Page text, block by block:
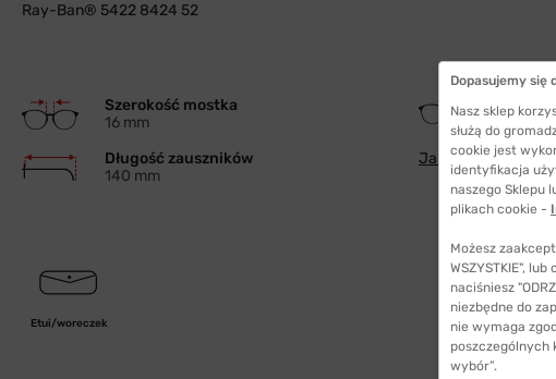
Ray-Ban® 5422 8424 52
Szerokość mostka
16 mm
52 mm
Długość zauszników
140 mm
Jak wybrać
Etui/woreczek
Dopasujemy się
Nasz sklep
służą do
cookie jest
identyfikacja
naszego Sklepu
plikach cookie -
Możesz
WSZYSTKIE",
naciśniesz
niezbędne do
nie wymaga
poszczególnych
wybór”.